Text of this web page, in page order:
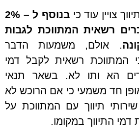
צויין עוד כי
בנוסף ל – 2%
רשאית המתווכת לגבות
. אולם, משמעות הדבר
המתווכת רשאית לקבל דמי
הא ותו לא. בשאר תנאי
חד משמעי כי אם הרוכש לא
תיווך עם המתווכת על
התיווך במקומו.